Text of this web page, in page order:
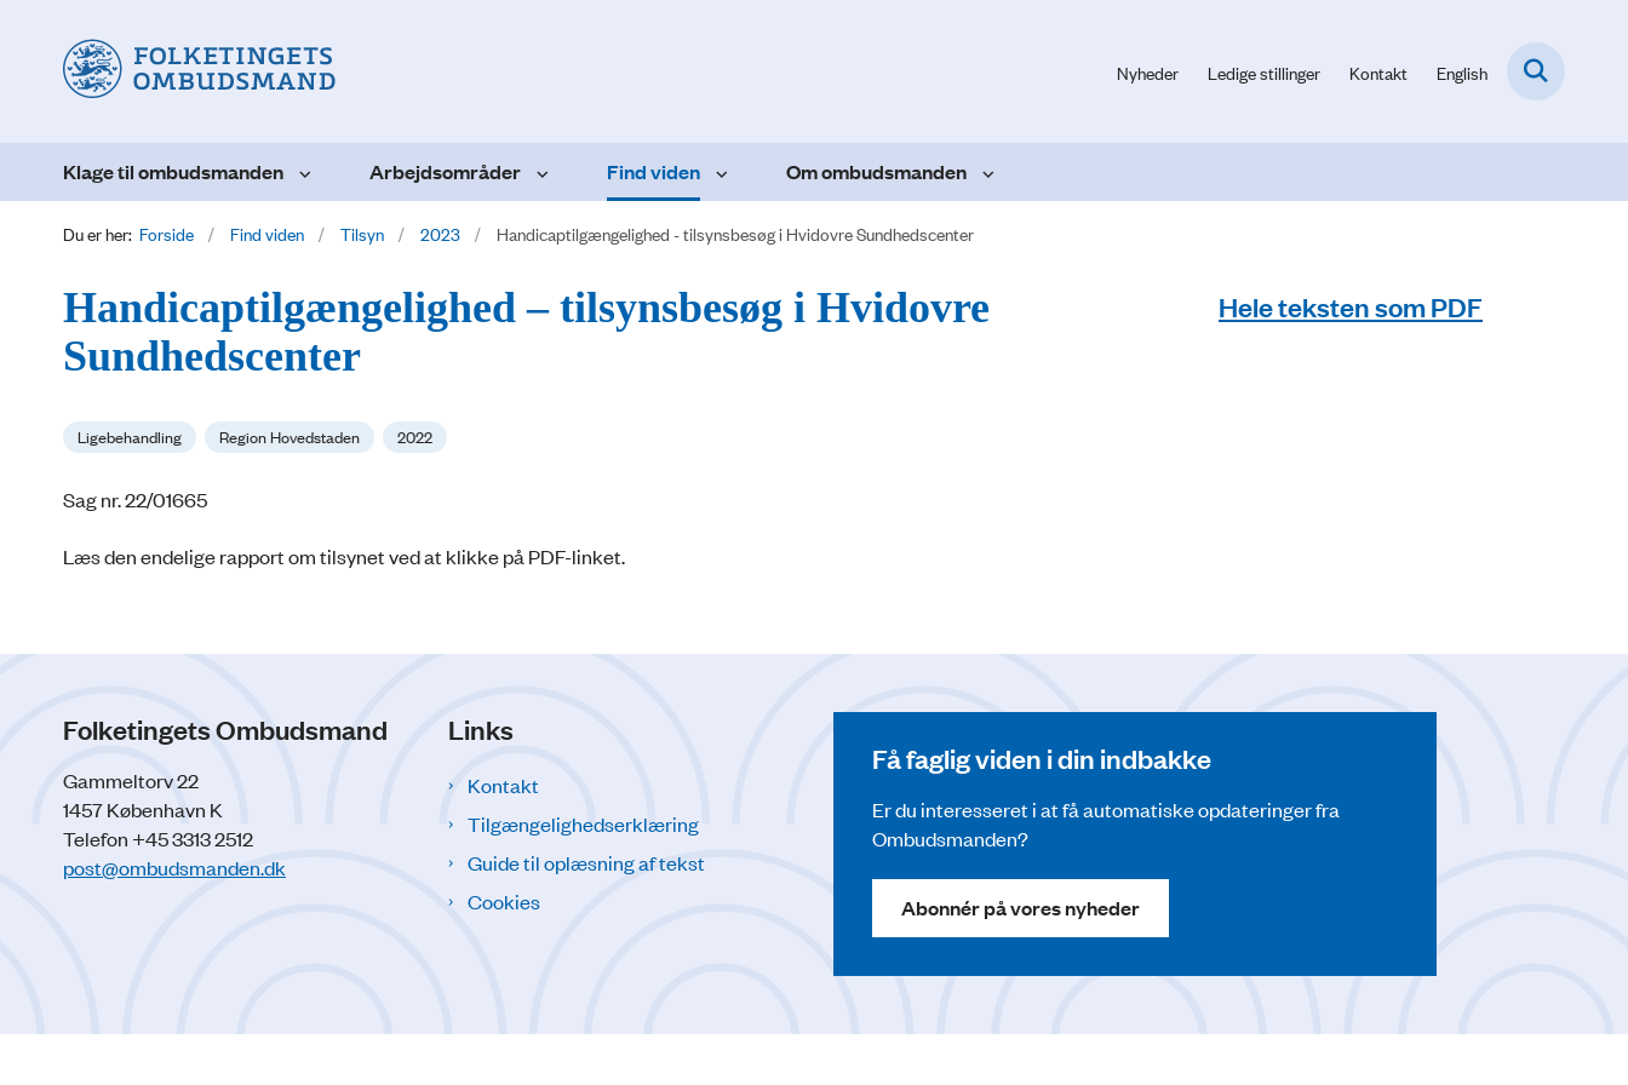
Nyheder Ledige stillinger Kontakt English
Klage til ombudsmanden Arbejdsområder Find viden Om ombudsmanden
Du er her: Forside Find viden Tilsyn 2023 Handicaptilgængelighed - tilsynsbesøg i Hvidovre Sundhedscenter
Handicaptilgængelighed – tilsynsbesøg i Hvidovre
Sundhedscenter
Ligebehandling Region Hovedstaden 2022
Sag nr. 22/01665
Læs den endelige rapport om tilsynet ved at klikke på PDF-linket.
Hele teksten som PDF
Folketingets Ombudsmand
Gammeltorv 22
1457 København K
Telefon +45 3313 2512
post@ombudsmanden.dk
Links
Kontakt
Tilgængelighedserklæring
Guide til oplæsning af tekst
Cookies
Få faglig viden i din indbakke
Er du interesseret i at få automatiske opdateringer fra
Ombudsmanden?
Abonnér på vores nyheder